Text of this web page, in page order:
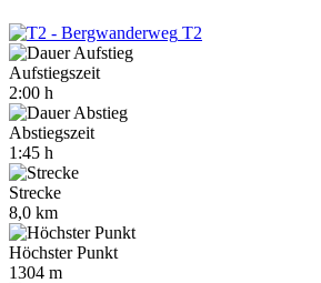
T2
Aufstiegszeit
2:00 h
Abstiegszeit
1:45 h
Strecke
8,0 km
Höchster Punkt
1304 m